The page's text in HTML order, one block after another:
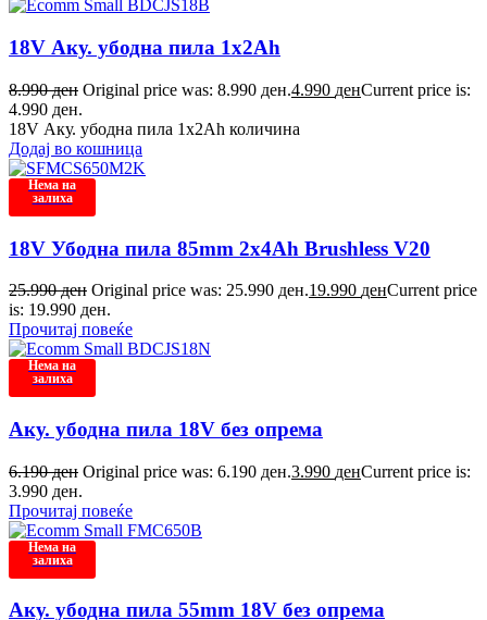
18V Аку. убодна пила 1x2Ah
8.990ден Original price was: 8.990 ден.4.990 денCurrent price is:
4.990 ден.
18V Аку. убодна пила 1x2Ah количина
Додај во кошница
Нема на
залиха
18V Убодна пила 85mm 2x4Ah Brushless V20
25.990ден Original price was: 25.990 ден.19.990 денCurrent price
is: 19.990 ден.
Прочитај повеќе
Нема на
залиха
Аку. убодна пила 18V без опрема
6.190ден Original price was: 6.190 ден.3.990 денCurrent price is:
3.990 ден.
Прочитај повеќе
Нема на
залиха
Аку. убодна пила 55mm 18V без опрема